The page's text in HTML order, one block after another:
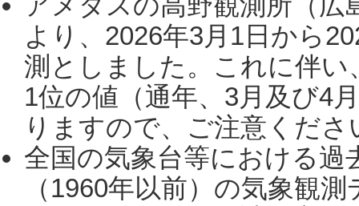
より、2026年3月1日から
測としました。これに伴い
1位の値（通年、3月及び4
りますので、ご注意くだ
全国の気象台等における過
（1960年以前）の気象観